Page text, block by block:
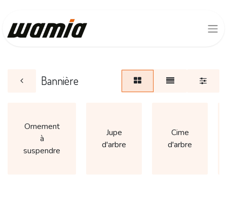
Bannière
Ornement
à
suspendre
Jupe
d'arbre
Cime
d'arbre